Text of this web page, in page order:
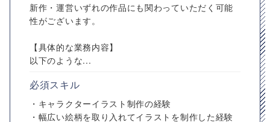
新作・運営いずれの作品にも関わっていただく可能
性がございます。
【具体的な業務内容】
以下のような...
必須スキル
・キャラクターイラスト制作の経験
・幅広い絵柄を取り入れてイラストを制作した経験